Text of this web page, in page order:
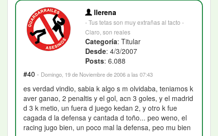
llerena
- Tus tetas son muy extrañas al tacto -
Claro, son reales
Categoría: Titular
Desde: 4/3/2007
Posts: 6.088
#40 · Domingo, 19 de Noviembre de 2006 a las 07:43
es verdad vindio, sabia k algo s m olvidaba, teniamos k
aver ganao, 2 penaltis y el gol, acn 3 goles, y el madrid
d 3 k metio, un fuera d juego kedan 2, y otro k fue
cagada d la defensa y cantada d toño... peo weno, el
racing jugo bien, un poco mal la defensa, peo mu bien